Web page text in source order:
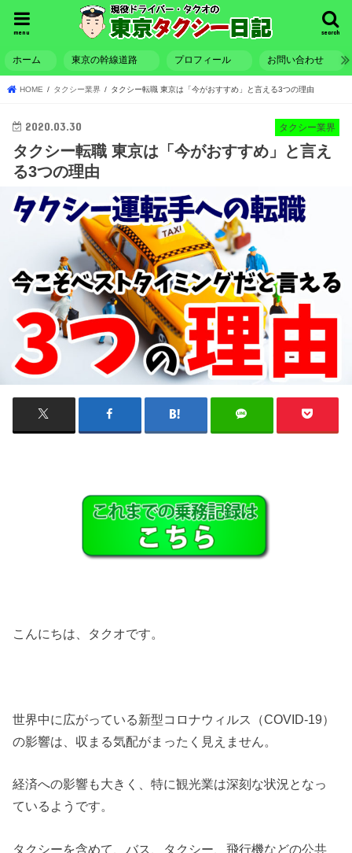
search
menu
ホーム 東京の幹線道路 プロフィール お問い合わせ
HOME タクシー業界 タクシー転職 東京は「今がおすすめ」と言える3つの理由
タクシー業界
2020.03.30
タクシー転職 東京は「今がおすすめ」と言え
る3つの理由
こんにちは、タクオです。
世界中に広がっている新型コロナウィルス（COVID-19）
の影響は、収まる気配がまったく見えません。
経済への影響も大きく、特に観光業は深刻な状況となっ
ているようです。
タクシーを含めて、バス、タクシー、飛行機などの公共